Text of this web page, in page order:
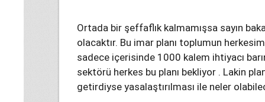
Ortada bir şeffaflık kalmamışsa sayın
olacaktır. Bu imar planı toplumun
sadece içerisinde 1000 kalem ihtiyacı
sektörü herkes bu planı bekliyor . Lakin
getirdiyse yasalaştırılması ile neler